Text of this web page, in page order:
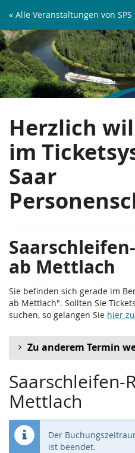
Zum
Inhalt
springen
« Alle Veranstaltungen von
Rundfahrt
|
ab
Mettlach
Herzlich
im
Saar
ab Mettlach
Sie befinden sich gerade im
ab Mettlach". Sollten Sie
suchen, so gelangen Sie hier
Zu anderem Termin
Mettlach
Der
ist beendet.